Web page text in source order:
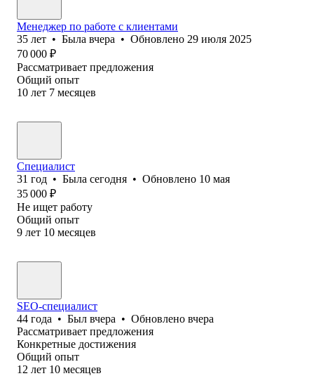
Менеджер по работе с клиентами
35 лет • Была вчера • Обновлено 29 июля 2025
70 000 ₽
Рассматривает предложения
Общий опыт
10 лет 7 месяцев
Специалист
31 год • Была сегодня • Обновлено 10 мая
35 000 ₽
Не ищет работу
Общий опыт
9 лет 10 месяцев
SEO-специалист
44 года • Был вчера • Обновлено вчера
Рассматривает предложения
Конкретные достижения
Общий опыт
12 лет 10 месяцев